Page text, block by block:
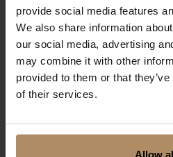
provide social media features
We also share information
our social media, advertising
may combine it with other
provided to them or that
of their services.
Allow